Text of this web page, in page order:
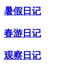
暑假日记
春游日记
观察日记